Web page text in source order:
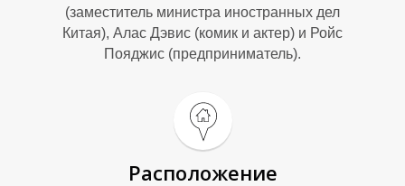
(заместитель министра иностранных дел
Китая), Алас Дэвис (комик и актер) и Ройс
Пояджис (предприниматель).
Расположение